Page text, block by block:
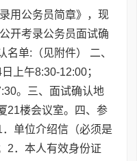
用公务员简章》，现
开考录公务员面试确
单:（见附件） 二、
上午8:30-12:00；
。三、面试确认地
21楼会议室。四、参
单位介绍信（必须是
2．本人有效身份证